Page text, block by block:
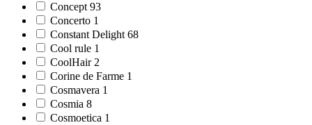
Concept 93
Concerto 1
Constant Delight 68
Cool rule 1
CoolHair 2
Corine de Farme 1
Cosmavera 1
Cosmia 8
Cosmoetica 1